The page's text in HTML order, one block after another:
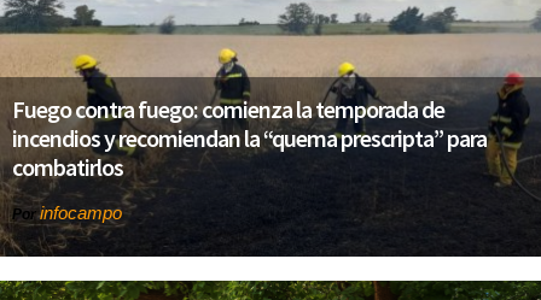
Fuego contra fuego: comienza la temporada de
incendios y recomiendan la “quema prescripta” para
combatirlos
Porinfocampo